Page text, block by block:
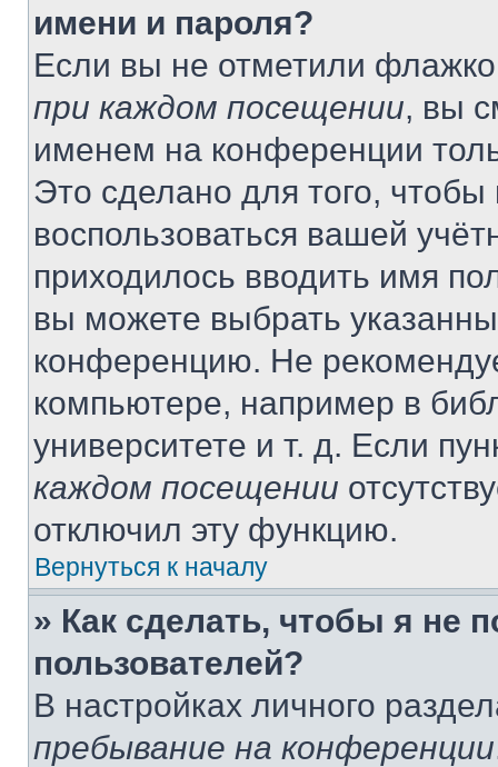
имени и пароля?
Если вы не отметили
при каждом посещении, вы
именем на конференции
Это сделано для того, чтобы
воспользоваться вашей
приходилось вводить имя
вы можете выбрать
конференцию. Не
компьютере, например в
университете и т. д. Если
каждом посещении
отключил эту функцию.
Вернуться к началу
» Как сделать, чтобы я не
пользователей?
В настройках личного
пребывание на конференции